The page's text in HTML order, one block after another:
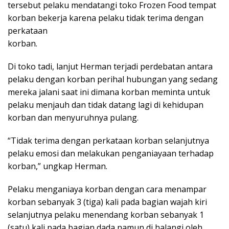
tersebut pelaku mendatangi toko Frozen Food tempat
korban bekerja karena pelaku tidak terima dengan
perkataan
korban.
Di toko tadi, lanjut Herman terjadi perdebatan antara
pelaku dengan korban perihal hubungan yang sedang
mereka jalani saat ini dimana korban meminta untuk
pelaku menjauh dan tidak datang lagi di kehidupan
korban dan menyuruhnya pulang.
“Tidak terima dengan perkataan korban selanjutnya
pelaku emosi dan melakukan penganiayaan terhadap
korban,” ungkap Herman.
Pelaku menganiaya korban dengan cara menampar
korban sebanyak 3 (tiga) kali pada bagian wajah kiri
selanjutnya pelaku menendang korban sebanyak 1